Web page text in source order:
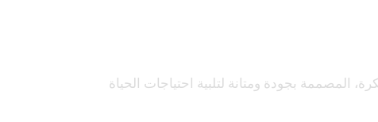
المصممة بجودة ومتانة لتلبية احتياجات الحياة